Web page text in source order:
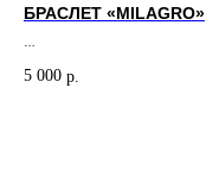
БРАСЛЕТ «MILAGRO»
5 000 р.